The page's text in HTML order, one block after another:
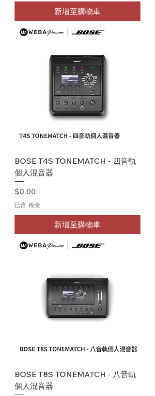
新增至購物車
BOSE T4S TONEMATCH - 四音軌
個人混音器
價格
$0.00
已含 稅金
新增至購物車
BOSE T8S TONEMATCH - 八音軌
個人混音器